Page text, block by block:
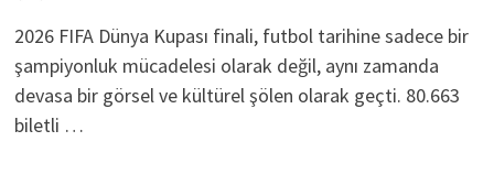
2026 FIFA Dünya Kupası finali, futbol tarihine sadece bir
şampiyonluk mücadelesi olarak değil, aynı zamanda
devasa bir görsel ve kültürel şölen olarak geçti. 80.663
biletli …